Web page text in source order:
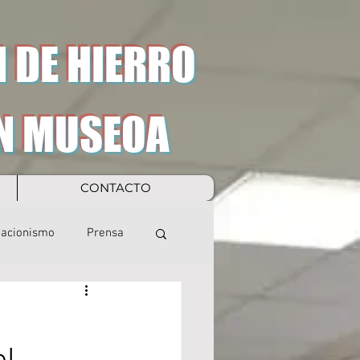
HIERRO
CONTACTO
MUSEOA
Prensa